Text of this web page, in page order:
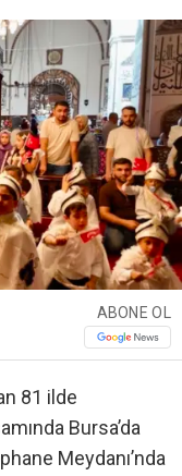
ABONE OL
81 ilde
Bursa’da
Meydanı’nda